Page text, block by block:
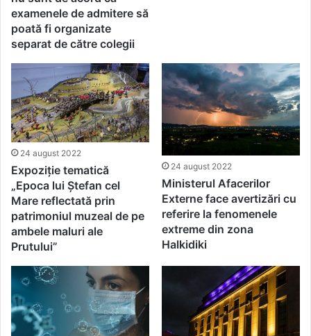
examenele de admitere să
poată fi organizate
separat de către colegii
24 august 2022
Expoziție tematică
„Epoca lui Ștefan cel
Mare reflectată prin
patrimoniul muzeal de pe
ambele maluri ale
Prutului”
24 august 2022
Ministerul Afacerilor
Externe face avertizări cu
referire la fenomenele
extreme din zona
Halkidiki